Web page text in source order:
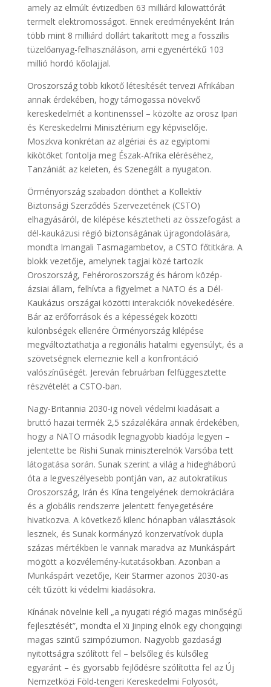
amely az elmúlt évtizedben 63 milliárd kilowattórát
termelt elektromosságot. Ennek eredményeként Irán
több mint 8 milliárd dollárt takarított meg a fosszilis
tüzelőanyag-felhasználáson, ami egyenértékű 103
millió hordó kőolajjal.
Oroszország több kikötő létesítését tervezi Afrikában
annak érdekében, hogy támogassa növekvő
kereskedelmét a kontinenssel – közölte az orosz Ipari
és Kereskedelmi Minisztérium egy képviselője.
Moszkva konkrétan az algériai és az egyiptomi
kikötőket fontolja meg Észak-Afrika eléréséhez,
Tanzániát az keleten, és Szenegált a nyugaton.
Örményország szabadon dönthet a Kollektív
Biztonsági Szerződés Szervezetének (CSTO)
elhagyásáról, de kilépése késztetheti az összefogást a
dél-kaukázusi régió biztonságának újragondolására,
mondta Imangali Tasmagambetov, a CSTO főtitkára. A
blokk vezetője, amelynek tagjai közé tartozik
Oroszország, Fehéroroszország és három közép-
ázsiai állam, felhívta a figyelmet a NATO és a Dél-
Kaukázus országai közötti interakciók növekedésére.
Bár az erőforrások és a képességek közötti
különbségek ellenére Örményország kilépése
megváltoztathatja a regionális hatalmi egyensúlyt, és a
szövetségnek elemeznie kell a konfrontáció
valószínűségét. Jereván februárban felfüggesztette
részvételét a CSTO-ban.
Nagy-Britannia 2030-ig növeli védelmi kiadásait a
bruttó hazai termék 2,5 százalékára annak érdekében,
hogy a NATO második legnagyobb kiadója legyen –
jelentette be Rishi Sunak miniszterelnök Varsóba tett
látogatása során. Sunak szerint a világ a hidegháború
óta a legveszélyesebb pontján van, az autokratikus
Oroszország, Irán és Kína tengelyének demokráciára
és a globális rendszerre jelentett fenyegetésére
hivatkozva. A következő kilenc hónapban választások
lesznek, és Sunak kormányzó konzervatívok dupla
százas mértékben le vannak maradva az Munkáspárt
mögött a közvélemény-kutatásokban. Azonban a
Munkáspárt vezetője, Keir Starmer azonos 2030-as
célt tűzött ki védelmi kiadásokra.
Kínának növelnie kell „a nyugati régió magas minőségű
fejlesztését”, mondta el Xi Jinping elnök egy chongqingi
magas szintű szimpóziumon. Nagyobb gazdasági
nyitottságra szólított fel – belsőleg és külsőleg
egyaránt – és gyorsabb fejlődésre szólította fel az Új
Nemzetközi Föld-tengeri Kereskedelmi Folyosót,